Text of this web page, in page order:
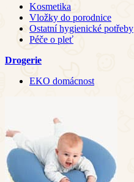
Kosmetika
Vložky do porodnice
Ostatní hygienické potřeby
Péče o pleť
Drogerie
EKO domácnost